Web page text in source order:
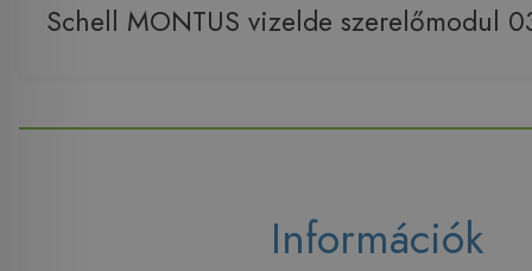
Schell MONTUS vizelde szerelőmodul
Információk